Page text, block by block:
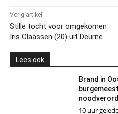
Vorig artikel
Stille tocht voor omgekomen
Iris Claassen (20) uit Deurne
Lees ook
Brand in
10 uur